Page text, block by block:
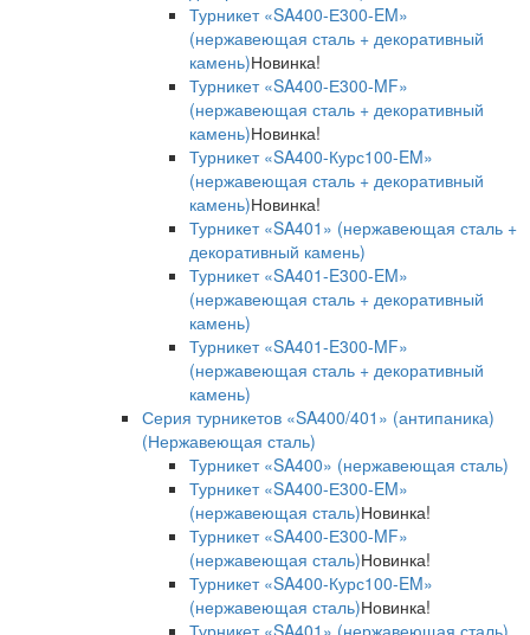
Турникет «SA400-Е300-EM»
(нержавеющая сталь + декоративный
камень)Новинка!
Турникет «SA400-Е300-MF»
(нержавеющая сталь + декоративный
камень)Новинка!
Турникет «SA400-Курс100-EM»
(нержавеющая сталь + декоративный
камень)Новинка!
Турникет «SA401» (нержавеющая сталь +
декоративный камень)
Турникет «SA401-E300-EM»
(нержавеющая сталь + декоративный
камень)
Турникет «SA401-E300-MF»
(нержавеющая сталь + декоративный
камень)
Серия турникетов «SA400/401» (антипаника)
(Нержавеющая сталь)
Турникет «SA400» (нержавеющая сталь)
Турникет «SA400-Е300-EM»
(нержавеющая сталь)Новинка!
Турникет «SA400-Е300-MF»
(нержавеющая сталь)Новинка!
Турникет «SA400-Курс100-EM»
(нержавеющая сталь)Новинка!